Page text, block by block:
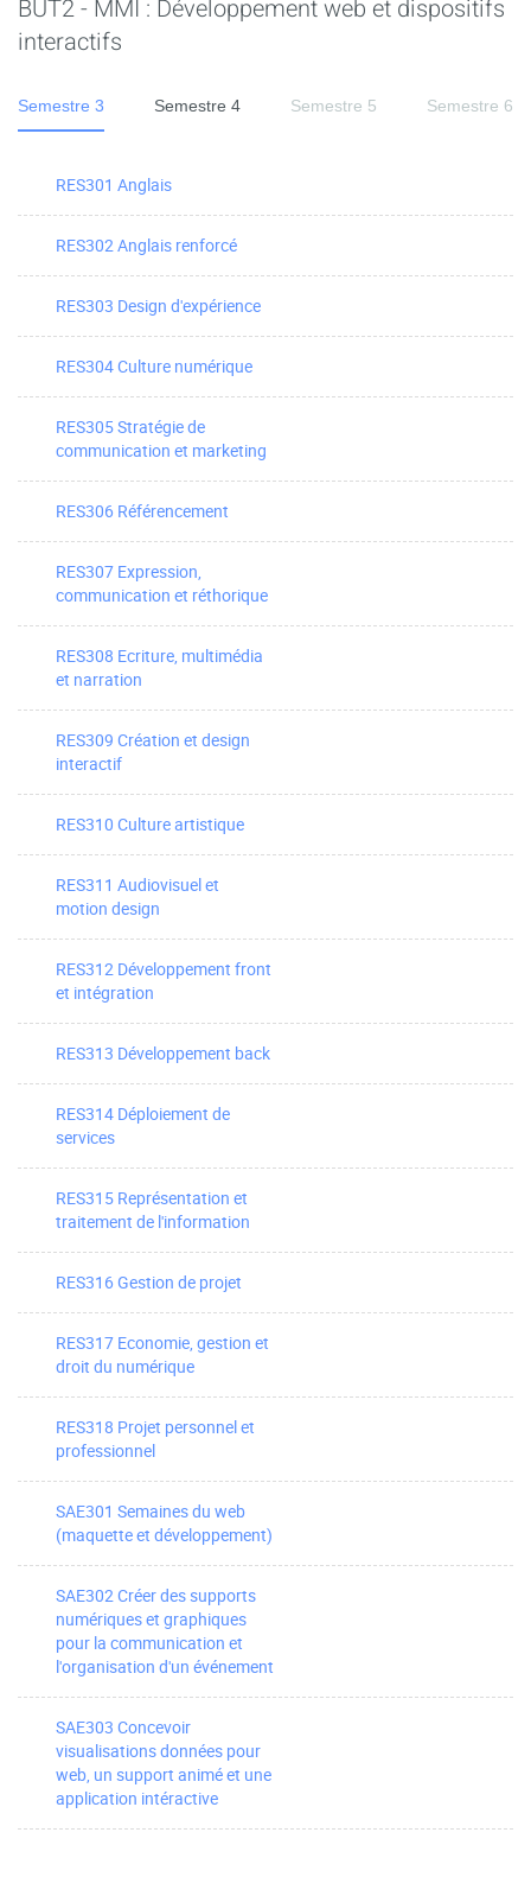
BUT2 - MMI : Développement web et dispositifs
interactifs
Semestre 3 Semestre 4 Semestre 5 Semestre 6
RES301 Anglais
RES302 Anglais renforcé
RES303 Design d'expérience
RES304 Culture numérique
RES305 Stratégie de
communication et marketing
RES306 Référencement
RES307 Expression,
communication et réthorique
RES308 Ecriture, multimédia
et narration
RES309 Création et design
interactif
RES310 Culture artistique
RES311 Audiovisuel et
motion design
RES312 Développement front
et intégration
RES313 Développement back
RES314 Déploiement de
services
RES315 Représentation et
traitement de l'information
RES316 Gestion de projet
RES317 Economie, gestion et
droit du numérique
RES318 Projet personnel et
professionnel
SAE301 Semaines du web
(maquette et développement)
SAE302 Créer des supports
numériques et graphiques
pour la communication et
l'organisation d'un événement
SAE303 Concevoir
visualisations données pour
web, un support animé et une
application intéractive